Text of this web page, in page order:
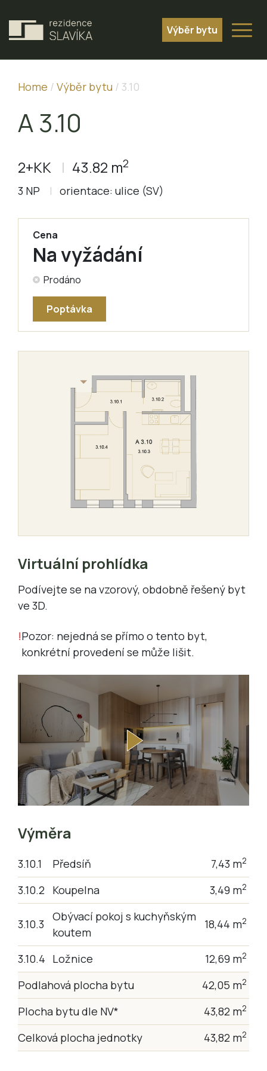
Výběr bytu
Home / Výběr bytu / 3.10
A 3.10
2+KK 43.82 m2
3 NP
orientace: ulice (SV)
Cena
Na vyžádání
Prodáno
Poptávka
Výměra
3.10.1 Předsíň 7,43 m2
3.10.2 Koupelna 3,49 m2
3.10.3
Obývací pokoj s kuchyňským
koutem
18,44 m2
3.10.4 Ložnice 12,69 m2
Podlahová plocha bytu 42,05 m2
Plocha bytu dle NV* 43,82 m2
Celková plocha jednotky 43,82 m2
Virtuální prohlídka
Podívejte se na vzorový, obdobně řešený byt
ve 3D.
Pozor: nejedná se přímo o tento byt,
konkrétní provedení se může lišit.